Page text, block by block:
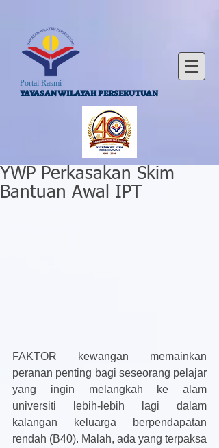
Portal Rasmi
YAYASAN WILAYAH PERSEKUTUAN
YWP Perkasakan Skim
Bantuan Awal IPT
FAKTOR kewangan memainkan
peranan penting bagi seseorang pelajar
yang ingin melangkah ke alam
universiti lebih-lebih lagi dalam
kalangan keluarga berpendapatan
rendah (B40). Malah, ada yang terpaksa